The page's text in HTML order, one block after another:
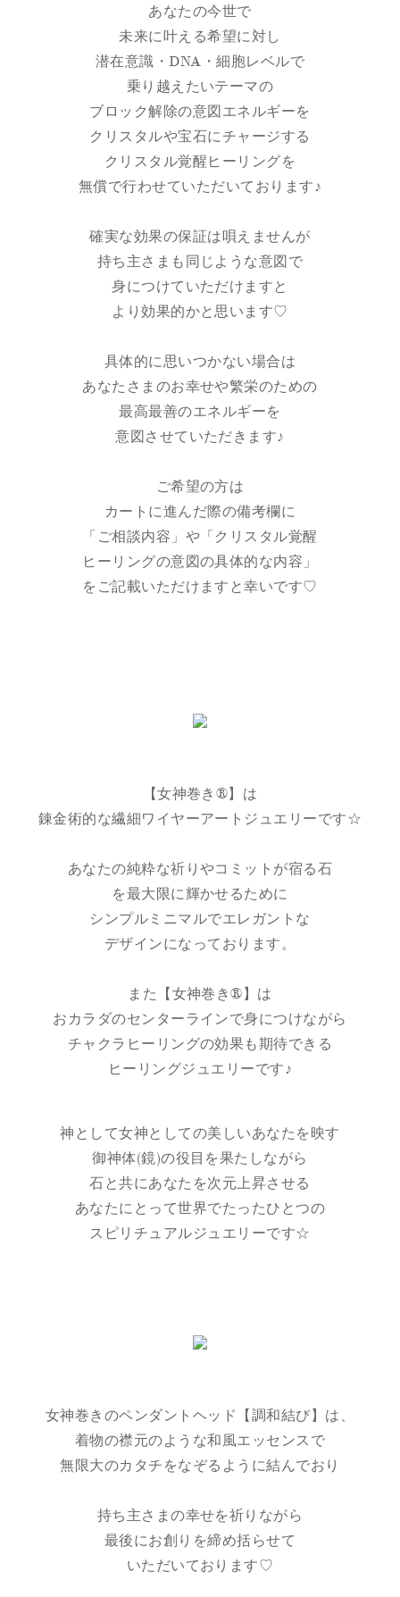
あなたの今世で
未来に叶える希望に対し
潜在意識・DNA・細胞レベルで
乗り越えたいテーマの
ブロック解除の意図エネルギーを
クリスタルや宝石にチャージする
クリスタル覚醒ヒーリングを
無償で行わせていただいております♪
確実な効果の保証は唄えませんが
持ち主さまも同じような意図で
身につけていただけますと
より効果的かと思います♡
具体的に思いつかない場合は
あなたさまのお幸せや繁栄のための
最高最善のエネルギーを
意図させていただきます♪
ご希望の方は
カートに進んだ際の備考欄に
「ご相談内容」や「クリスタル覚醒
ヒーリングの意図の具体的な内容」
をご記載いただけますと幸いです♡
【女神巻き®】は
錬金術的な繊細ワイヤーアートジュエリーです☆
あなたの純粋な祈りやコミットが宿る石
を最大限に輝かせるために
シンプルミニマルでエレガントな
デザインになっております。
また【女神巻き®】は
おカラダのセンターラインで身につけながら
チャクラヒーリングの効果も期待できる
ヒーリングジュエリーです♪
神として女神としての美しいあなたを映す
御神体(鏡)の役目を果たしながら
石と共にあなたを次元上昇させる
あなたにとって世界でたったひとつの
スピリチュアルジュエリーです☆
女神巻きのペンダントヘッド【調和結び】は、
着物の襟元のような和風エッセンスで
無限大のカタチをなぞるように結んでおり
持ち主さまの幸せを祈りながら
最後にお創りを締め括らせて
いただいております♡